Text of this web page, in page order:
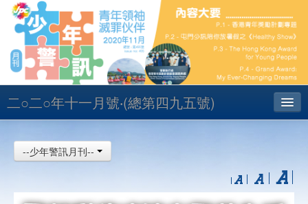
二○二○年十一月號‧(總第四九五號)
昔日少訊
--少年警訊月刊--